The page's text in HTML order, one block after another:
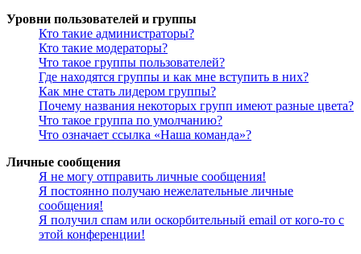
Уровни пользователей и группы
Кто такие администраторы?
Кто такие модераторы?
Что такое группы пользователей?
Где находятся группы и как мне вступить в них?
Как мне стать лидером группы?
Почему названия некоторых групп имеют разные цвета?
Что такое группа по умолчанию?
Что означает ссылка «Наша команда»?
Личные сообщения
Я не могу отправить личные сообщения!
Я постоянно получаю нежелательные личные
сообщения!
Я получил спам или оскорбительный email от кого-то с
этой конференции!